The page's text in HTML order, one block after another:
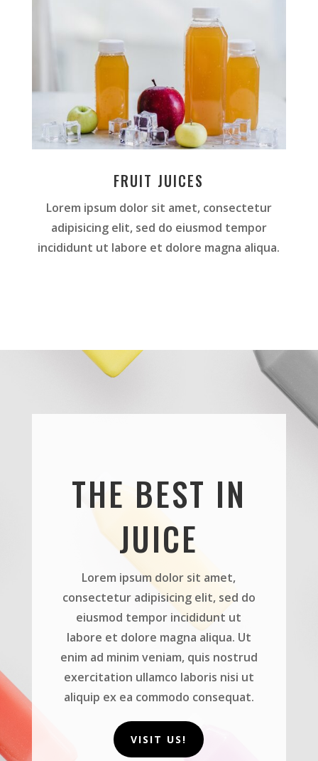
FRUIT JUICES
Lorem ipsum dolor sit amet, consectetur
adipisicing elit, sed do eiusmod tempor
incididunt ut labore et dolore magna aliqua.
THE BEST IN
JUICE
Lorem ipsum dolor sit amet,
consectetur adipisicing elit, sed do
eiusmod tempor incididunt ut
labore et dolore magna aliqua. Ut
enim ad minim veniam, quis nostrud
exercitation ullamco laboris nisi ut
aliquip ex ea commodo consequat.
VISIT US!